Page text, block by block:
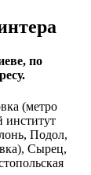
по
(метро
институт
Подол,
Сырец,